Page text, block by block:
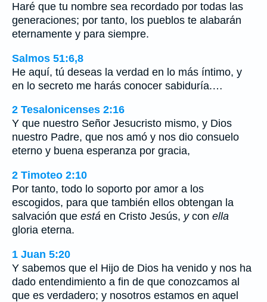
Haré que tu nombre sea recordado por todas las
generaciones; por tanto, los pueblos te alabarán
eternamente y para siempre.
Salmos 51:6,8
He aquí, tú deseas la verdad en lo más íntimo, y
en lo secreto me harás conocer sabiduría.…
2 Tesalonicenses 2:16
Y que nuestro Señor Jesucristo mismo, y Dios
nuestro Padre, que nos amó y nos dio consuelo
eterno y buena esperanza por gracia,
2 Timoteo 2:10
Por tanto, todo lo soporto por amor a los
escogidos, para que también ellos obtengan la
salvación que está en Cristo Jesús, ycon ella
gloria eterna.
1 Juan 5:20
Y sabemos que el Hijo de Dios ha venido y nos ha
dado entendimiento a fin de que conozcamos al
que es verdadero; y nosotros estamos en aquel